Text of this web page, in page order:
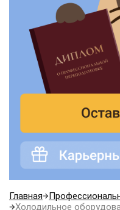
Главная
Холодильное